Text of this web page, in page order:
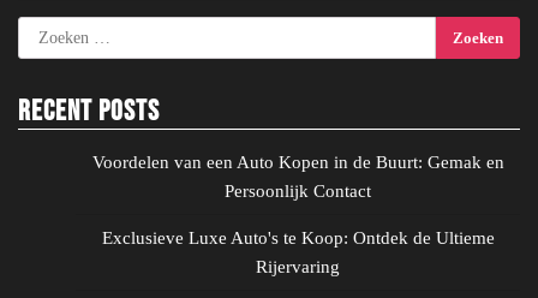
Zoeken
naar:
Recent Posts
Voordelen van een Auto Kopen in de Buurt: Gemak en
Persoonlijk Contact
Exclusieve Luxe Auto's te Koop: Ontdek de Ultieme
Rijervaring